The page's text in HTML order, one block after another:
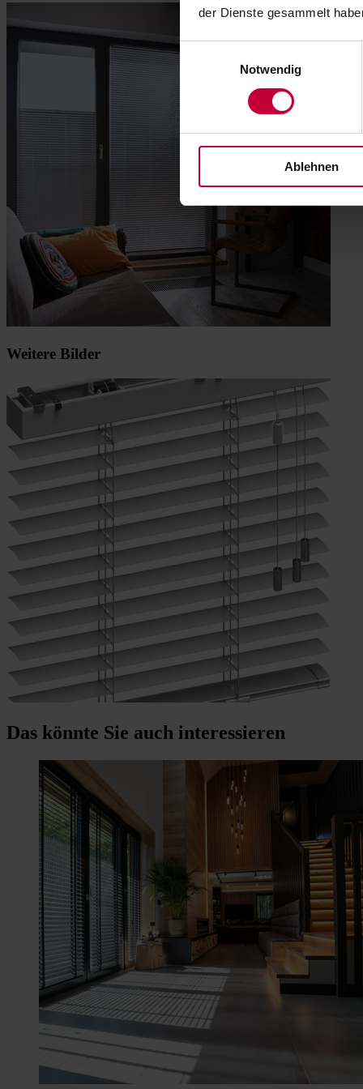
der Dienste gesammelt
Einwilligungsauswahl
Notwendig
Ablehnen
Weitere Bilder
Das könnte Sie auch interessieren